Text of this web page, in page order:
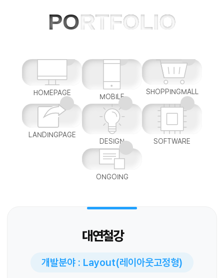
PORTFOLIO
HOMEPAGE MOBILE
SHOPPINGMALL
LANDINGPAGE
DESIGN
SOFTWARE
ONGOING
대연철강
개발분야 : Layout(레이아웃고정형)